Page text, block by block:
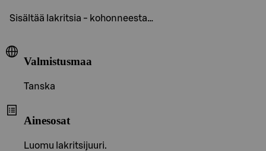
Sisältää lakritsia - kohonneesta…
Valmistusmaa
Tanska
Ainesosat
Luomu lakritsijuuri.